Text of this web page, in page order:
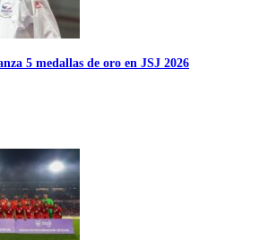
5 medallas de oro en JSJ 2026